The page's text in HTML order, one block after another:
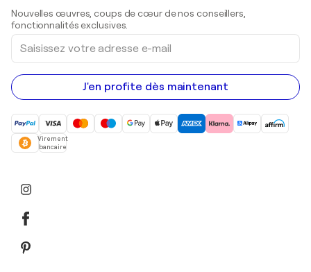
Peintures acryliques
Nouvelles œuvres, coups de cœur de nos conseillers,
fonctionnalités exclusives.
Saisissez
votre
adresse
e-
mail
J'en profite dès maintenant
Virement
bancaire